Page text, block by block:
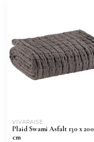
VIVARAISE
Plaid Swami Asfalt 130 x 200
cm